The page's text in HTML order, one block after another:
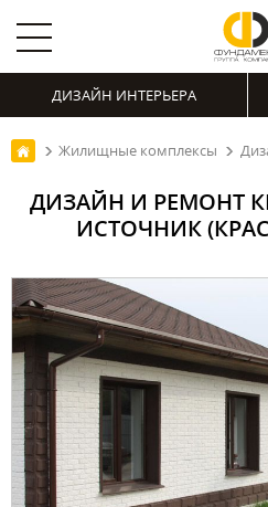
ДИЗАЙН ИНТЕРЬЕРА
Жилищные комплексы
ДИЗАЙН И РЕМОНТ
ИСТОЧНИК